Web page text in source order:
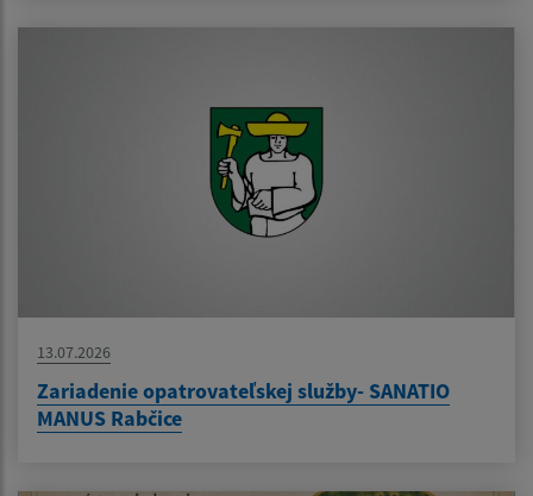
13.07.2026
Zariadenie opatrovateľskej služby- SANATIO
MANUS Rabčice